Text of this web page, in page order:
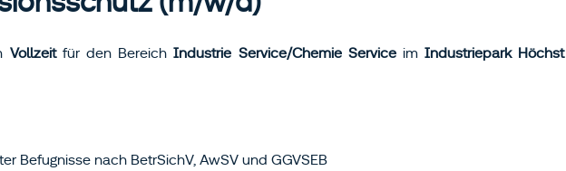
Vollzeit für den BereichIndustrie Service/Chemie ServiceimIndustriepark Höchst
Befugnisse nach BetrSichV, AwSV und GGVSEB